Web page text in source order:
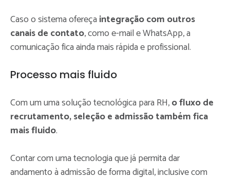
Caso o sistema ofereça integração com outros
canais de contato, como e-mail e WhatsApp, a
comunicação fica ainda mais rápida e profissional.
Processo mais fluido
Com um uma solução tecnológica para RH,o fluxo de
recrutamento, seleção e admissão também fica
mais fluido.
Contar com uma tecnologia que já permita dar
andamento à admissão de forma digital, inclusive com